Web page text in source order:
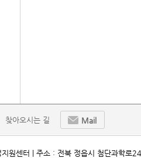
찾아오시는 길 Mail
지원센터 | 주소 : 전북 정읍시 첨단과